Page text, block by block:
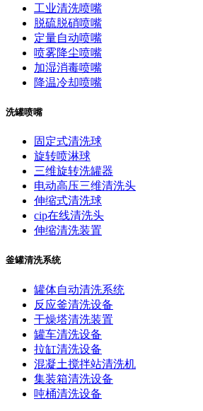
工业清洗喷嘴
脱硫脱硝喷嘴
定量自动喷嘴
喷雾降尘喷嘴
加湿消毒喷嘴
降温冷却喷嘴
洗罐喷嘴
固定式清洗球
旋转喷淋球
三维旋转洗罐器
电动高压三维清洗头
伸缩式清洗球
cip在线清洗头
伸缩清洗装置
釜罐清洗系统
罐体自动清洗系统
反应釜清洗设备
干燥塔清洗装置
罐车清洗设备
拉缸清洗设备
混凝土搅拌站清洗机
集装箱清洗设备
吨桶清洗设备